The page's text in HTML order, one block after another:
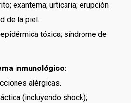
exantema; urticaria; erupción
de la piel.
tóxica; síndrome de
inmunológico:
alérgicas.
(incluyendo shock);